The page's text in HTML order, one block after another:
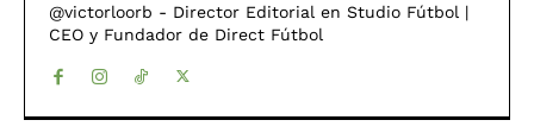
@victorloorb - Director Editorial en Studio Fútbol |
CEO y Fundador de Direct Fútbol